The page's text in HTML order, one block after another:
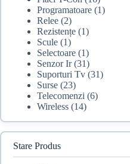
Programatoare (1)
Relee (2)
Rezistențe (1)
Scule (1)
Selectoare (1)
Senzor Ir (31)
Suporturi Tv (31)
Surse (23)
Telecomenzi (6)
Wireless (14)
Stare Produs